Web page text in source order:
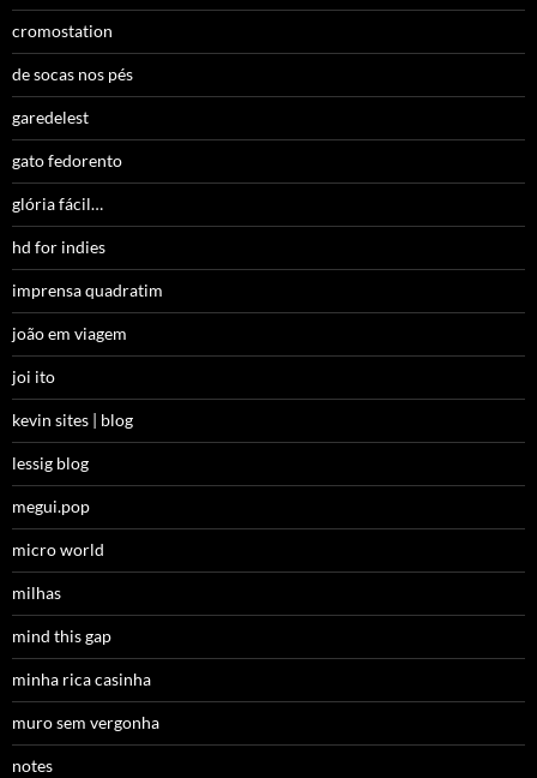
cromostation
de socas nos pés
garedelest
gato fedorento
glória fácil…
hd for indies
imprensa quadratim
joão em viagem
joi ito
kevin sites | blog
lessig blog
megui.pop
micro world
milhas
mind this gap
minha rica casinha
muro sem vergonha
notes